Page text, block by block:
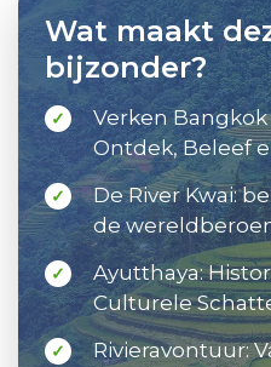
Wat maakt
bijzonder?
✓
Verken
Ontdek, Beleef
✓
De River Kwai:
de
✓
Ayutthaya:
Culturele
✓
Rivieravontuur: